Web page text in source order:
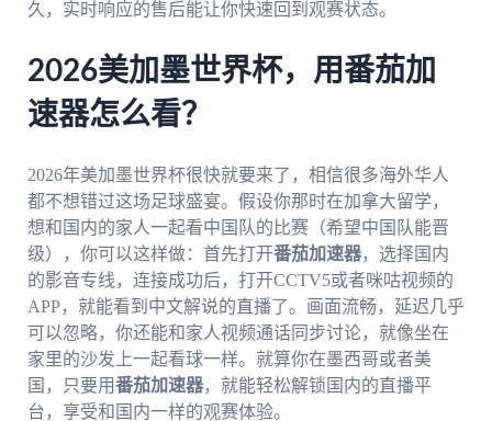
久，实时响应的售后能让你快速回到观赛状态。
2026美加墨世界杯，用番茄加
速器怎么看？
2026年美加墨世界杯很快就要来了，相信很多海外华人
都不想错过这场足球盛宴。假设你那时在加拿大留学，
想和国内的家人一起看中国队的比赛（希望中国队能晋
级），你可以这样做：首先打开番茄加速器，选择国内
的影音专线，连接成功后，打开CCTV5或者咪咕视频的
APP，就能看到中文解说的直播了。画面流畅，延迟几乎
可以忽略，你还能和家人视频通话同步讨论，就像坐在
家里的沙发上一起看球一样。就算你在墨西哥或者美
国，只要用番茄加速器，就能轻松解锁国内的直播平
台，享受和国内一样的观赛体验。